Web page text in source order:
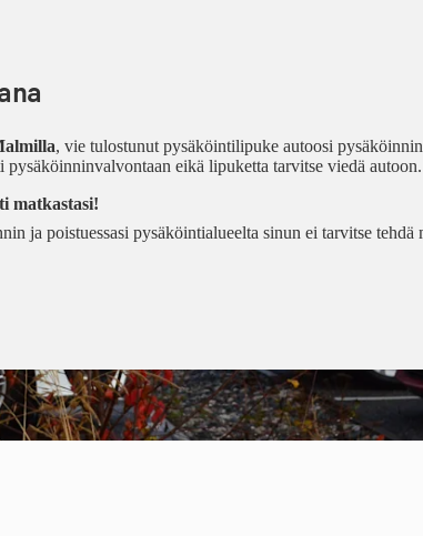
, vie tulostunut pysäköintilipuke autoosi
pysäköinninvalvontaan eikä lipuketta tarvitse viedä autoon.
matkastasi!
ja poistuessasi pysäköintialueelta sinun ei tarvitse tehdä